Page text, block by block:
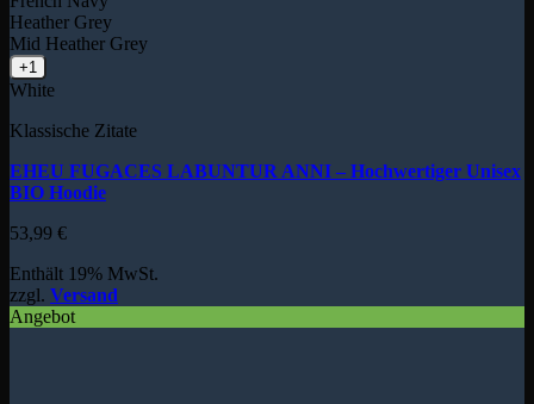
Heather Grey
Mid Heather Grey
+1
White
Klassische Zitate
EHEU FUGACES LABUNTUR ANNI – Hochwertiger Unisex
BIO Hoodie
53,99 €
Enthält 19% MwSt.
zzgl. Versand
Angebot